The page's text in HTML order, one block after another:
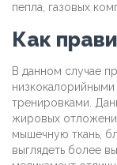
пепла, газовых
Как
В данном случае
тренировками.
жировых
мышечную ткань,
выглядеть более